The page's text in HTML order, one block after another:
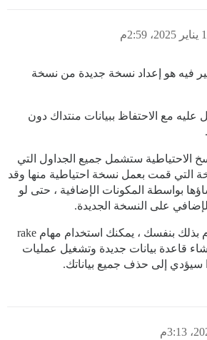
2:59م
فيه هو إعداد نسخة جديدة من نسخة
مع الاحتفاظ ببيانات منتداك دون
الاحتياطية ستشمل جميع الجداول التي
التي قمت بعمل نسخة احتياطية منها وقد
بواسطة المكونات الإضافية ، حتى لو
على النسخة الجديدة.
إذا كنت ترغب في القيام بذلك بنفسك ، يمكنك استخدام مهام rake
قاعدة بيانات جديدة وتشغيل عمليات
سيؤدي إلى حذف جميع بياناتك.